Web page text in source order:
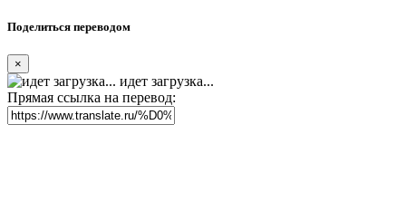
Поделиться переводом
×
идет загрузка...
Прямая ссылка на перевод: